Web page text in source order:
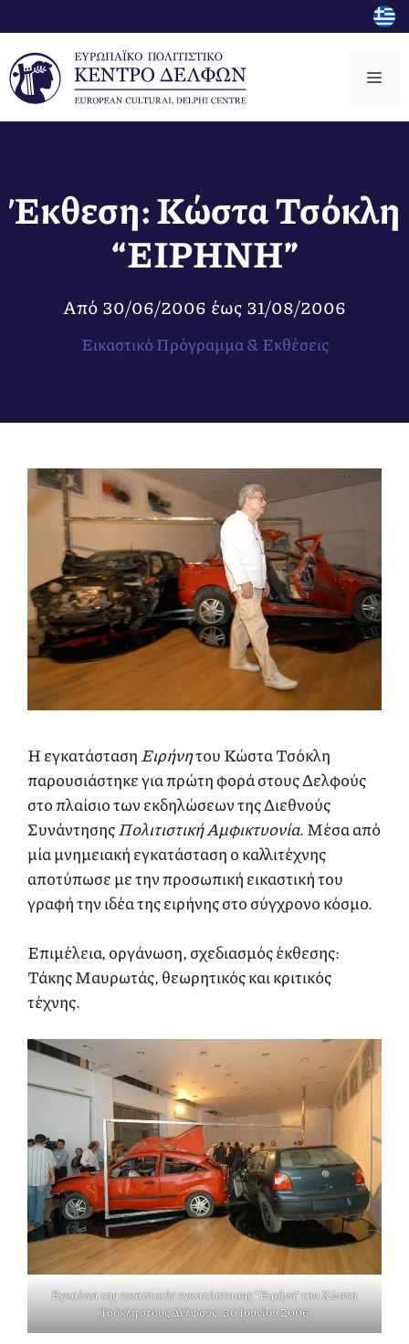
σε
περιεχόμενο
Έκθεση: Κώστα Τσόκλη
“ΕΙΡΗΝΗ”
Από 30/06/2006 έως 31/08/2006
Εικαστικό Πρόγραμμα & Εκθέσεις
Η εγκατάστασηΕιρήνητου Κώστα Τσόκλη
παρουσιάστηκε για πρώτη φορά στους Δελφούς
στο πλαίσιο των εκδηλώσεων της Διεθνούς
ΣυνάντησηςΠολιτιστική Αμφικτυονία. Μέσα από
μία μνημειακή εγκατάσταση ο καλλιτέχνης
αποτύπωσε με την προσωπική εικαστική του
γραφή την ιδέα της ειρήνης στο σύγχρονο κόσμο.
Επιμέλεια, οργάνωση, σχεδιασμός έκθεσης:
Τάκης Μαυρωτάς, θεωρητικός και κριτικός
τέχνης.
Εγκαίνια της εικαστικής εγκατάστασης “Ειρήνη” του Κώστα
Τσόκλη στους Δελφούς, 30 Ιουνίου 2006